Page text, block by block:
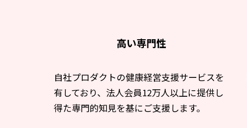
高い専門性
自社プロダクトの健康経営支援サービスを
有しており、法人会員12万人以上に提供し
得た専門的知見を基にご支援します。